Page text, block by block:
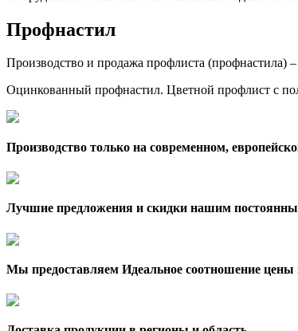
Профнастил
Производство и продажа профлиста (профнастила)
Оцинкованный профнастил. Цветной профлист с
Производство только на современном,
Лучшие предложения и скидки нашим
Мы предоставляем Идеальное соотношение цены